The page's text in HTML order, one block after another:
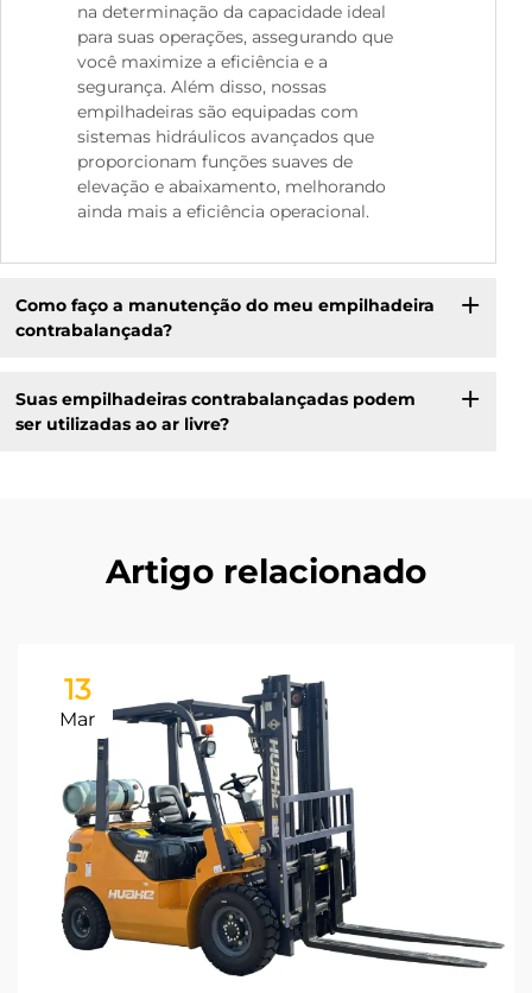
na determinação da capacidade ideal
para suas operações, assegurando que
você maximize a eficiência e a
segurança. Além disso, nossas
empilhadeiras são equipadas com
sistemas hidráulicos avançados que
proporcionam funções suaves de
elevação e abaixamento, melhorando
ainda mais a eficiência operacional.
Como faço a manutenção do meu empilhadeira
contrabalançada?
Suas empilhadeiras contrabalançadas podem
ser utilizadas ao ar livre?
Artigo relacionado
13
Mar